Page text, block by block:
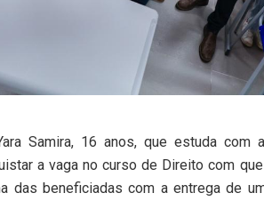
Samira, 16 anos, que estuda com
a vaga no curso de Direito com
das beneficiadas com a entrega de